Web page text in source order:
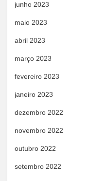
junho 2023
maio 2023
abril 2023
março 2023
fevereiro 2023
janeiro 2023
dezembro 2022
novembro 2022
outubro 2022
setembro 2022